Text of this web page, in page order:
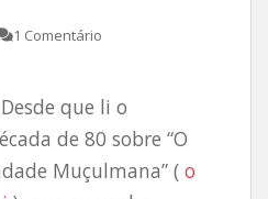
1 Comentário
que li o
de 80 sobre “O
Muçulmana” ( o